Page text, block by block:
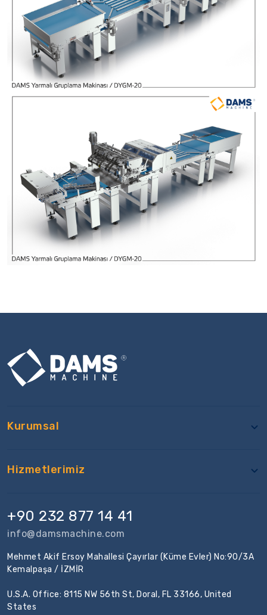
Kurumsal
Hizmetlerimiz
+90 232 877 14 41
info@damsmachine.com
Mehmet Akif Ersoy Mahallesi Çayırlar (Küme Evler) No:90/3A
Kemalpaşa / İZMİR
U.S.A. Office: 8115 NW 56th St, Doral, FL 33166, United
States